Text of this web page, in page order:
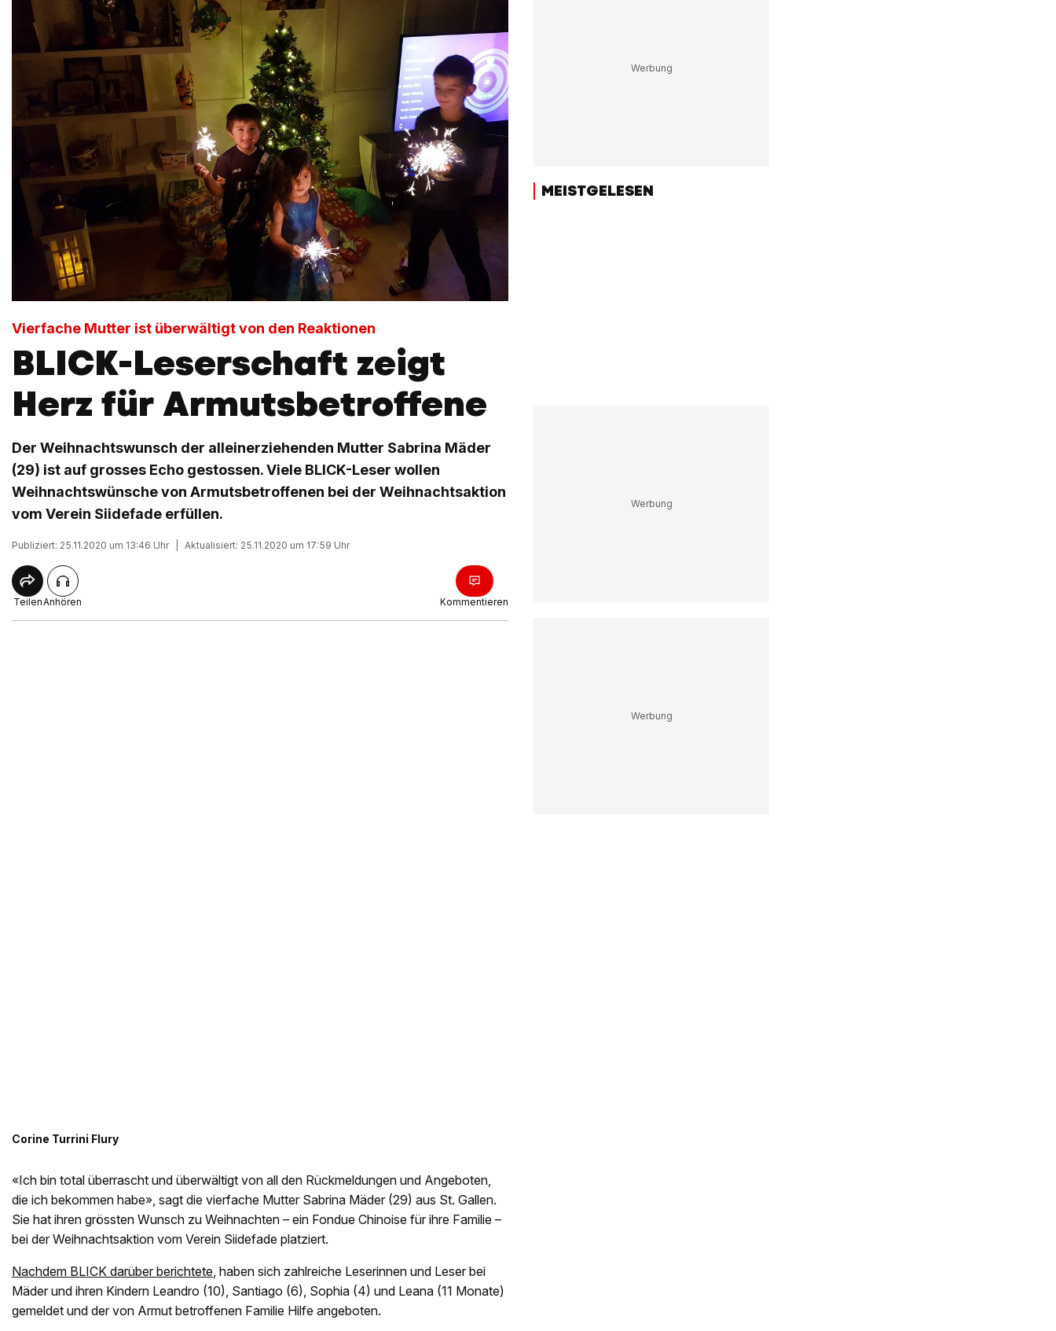
Vierfache Mutter ist überwältigt von den Reaktionen
BLICK-Leserschaft zeigt
Herz für Armutsbetroffene
Der Weihnachtswunsch der alleinerziehenden Mutter Sabrina Mäder
(29) ist auf grosses Echo gestossen. Viele BLICK-Leser wollen
Weihnachtswünsche von Armutsbetroffenen bei der Weihnachtsaktion
vom Verein Siidefade erfüllen.
Publiziert: 25.11.2020 um 13:46 Uhr Aktualisiert: 25.11.2020 um 17:59 Uhr
TeilenAnhören Kommentieren
Corine Turrini Flury
«Ich bin total überrascht und überwältigt von all den Rückmeldungen und Angeboten,
die ich bekommen habe», sagt die vierfache Mutter Sabrina Mäder (29) aus St. Gallen.
Sie hat ihren grössten Wunsch zu Weihnachten – ein Fondue Chinoise für ihre Familie –
bei der Weihnachtsaktion vom Verein Siidefade platziert.
Nachdem BLICK darüber berichtete, haben sich zahlreiche Leserinnen und Leser bei
Mäder und ihren Kindern Leandro (10), Santiago (6), Sophia (4) und Leana (11 Monate)
gemeldet und der von Armut betroffenen Familie Hilfe angeboten.
MEISTGELESEN